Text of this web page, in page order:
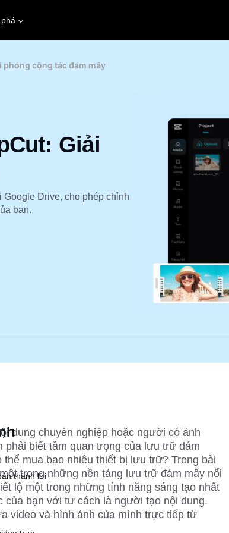
phóng cộng tác đám mây
Giải
Drive, cho phép chỉnh
bạn.
dung chuyên nghiệp hoặc người có ảnh
phải biết tầm quan trọng của lưu trữ đám
mua bao nhiêu thiết bị lưu trữ? Trong bài
trong những nền tảng lưu trữ đám mây nổi
lộ một trong những tính năng sáng tạo nhất
của bạn với tư cách là người tạo nội dung.
video và hình ảnh của mình trực tiếp từ
thành lời